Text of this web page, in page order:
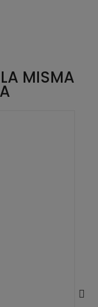
MISMA